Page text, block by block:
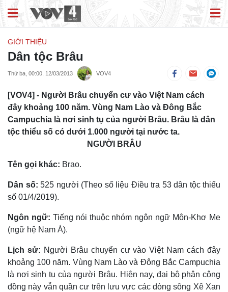
GIỚI THIỆU
Dân tộc Brâu
Thứ ba, 00:00, 12/03/2013 VOV4
[VOV4] - Người Brâu chuyển cư vào Việt Nam cách
đây khoảng 100 năm. Vùng Nam Lào và Ðông Bắc
Campuchia là nơi sinh tụ của người Brâu. Brâu là dân
tộc thiểu số có dưới 1.000 người tại nước ta.
NGƯỜI BRÂU
Tên gọi khác: Brao.
Dân số: 525 người (Theo số liệu Điều tra 53 dân tộc thiểu
số 01/4/2019).
Ngôn ngữ: Tiếng nói thuộc nhóm ngôn ngữ Môn-Khơ Me
(ngữ hệ Nam Á).
Lịch sử: Người Brâu chuyển cư vào Việt Nam cách đây
khoảng 100 năm. Vùng Nam Lào và Ðông Bắc Campuchia
là nơi sinh tụ của người Brâu. Hiện nay, đại bộ phận cộng
đồng này vẫn quần cư trên lưu vực các dòng sông Xê Xan